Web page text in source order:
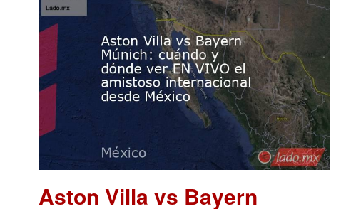
Aston Villa vs Bayern